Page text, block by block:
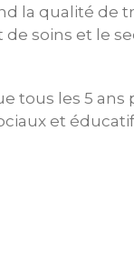
la qualité de
de soins et le
tous les 5
et